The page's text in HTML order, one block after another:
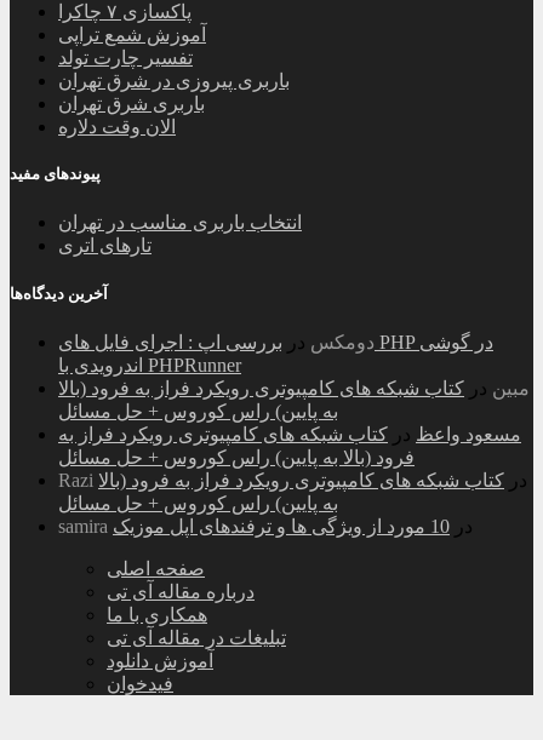
پاکسازی ۷ چاکرا
آموزش شمع تراپی
تفسیر چارت تولد
باربری پیروزی در شرق تهران
باربری شرق تهران
الان وقت دلاره
پیوندهای مفید
انتخاب باربری مناسب در تهران
تارهای اتری
آخرین دیدگاه‌ها
دومکس در بررسی اپ : اجرای فایل های PHP در گوشی
اندرویدی با PHPRunner
مبین در کتاب شبکه های کامپیوتری رویکرد فراز به فرود (بالا
به پایین) راس کوروس + حل مسائل
مسعود واعظ در کتاب شبکه های کامپیوتری رویکرد فراز به
فرود (بالا به پایین) راس کوروس + حل مسائل
Razi
در کتاب شبکه های کامپیوتری رویکرد فراز به فرود (بالا
به پایین) راس کوروس + حل مسائل
samira
در 10 مورد از ویژگی ها و ترفندهای اپل موزیک
صفحه اصلی
درباره مقاله آی تی
همکاری با ما
تبلیغات در مقاله آی تی
آموزش دانلود
فیدخوان